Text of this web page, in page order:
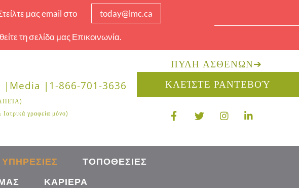
μας email στο today@lmc.ca
τη σελίδα μας Επικοινωνία.
| Media | 1-866-701-3636
γραφεία μόνο)
ΠΎΛΗ ΑΣΘΕΝΏΝ➔
ΚΛΕΊΣΤΕ ΡΑΝΤΕΒΟΎ
ΥΠΗΡΕΣΊΕΣ
ΤΟΠΟΘΕΣΊΕΣ
ΚΑΡΙΈΡΑ